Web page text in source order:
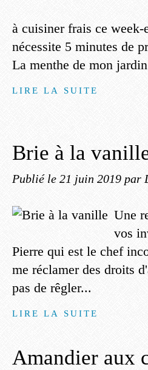
à cuisiner frais ce week-
nécessite 5 minutes de
La menthe de mon
LIRE LA SUITE
Brie à la
Publié le 21 juin 2019 par
Une
vos
Pierre qui est le chef
me réclamer des droits
pas de rêgler...
LIRE LA SUITE
Amandier aux